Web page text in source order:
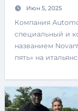
Июн 5, 2025
Компания Automobili Pininfarina представила
специальный и
названием
пять» на